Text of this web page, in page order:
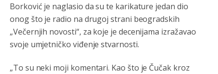
Borković je naglasio da su te karikature jedan dio
onog što je radio na drugoj strani beogradskih
„Večernjih novosti“, za koje je decenijama izražavao
svoje umjetničko viđenje stvarnosti.
„To su neki moji komentari. Kao što je Čučak kroz
Анонимно2808202 8/6/2026
1:38
i mi tebi želimo dug život i tešku bolest
Akò se prevede...manji umro nego sto se rodio.